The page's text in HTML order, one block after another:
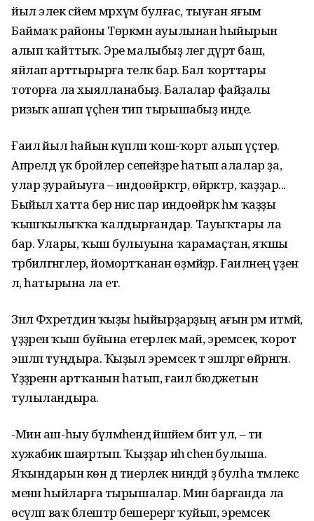
йыл элек әсәйем мәрхүмә булғас, тыуған яғым
Баймаҡ районы Төркмән ауылынан һыйырын
алып ҡайттыҡ. Эре малыбыҙ әлегә дүрт баш,
яйлап арттырырға теләк бар. Бал ҡорттары
тоторға ла хыялланабыҙ. Балалар файҙалы
ризыҡ ашап үҫһен тип тырышабыҙ инде.
Ғаилә йыл һайын күпләп ҡош-ҡорт алып үҫтерә.
Апрелдә үк бройлер сепейҙәре һатып алалар ҙа,
улар ҙурайыуға – индоөйрәктәр, өйрәктәр, ҡаҙҙар...
Быйыл хатта бер нисә пар индоөйрәк һәм ҡаҙҙы
ҡышҡылыҡҡа ҡалдырғандар. Тауыҡтары ла
бар. Улары, ҡыш булыуына ҡарамаҫтан, яҡшы
тәрбиәләгәнгәлер, йомортҡанан өҙмәйҙәр. Ғаиләнең үҙенә
лә, һатырына ла етә.
Зилә Фәхретдин ҡыҙы һыйырҙарҙың ағын әрәм итмәй,
үҙҙәренә ҡыш буйына етерлек май, эремсек, ҡорот
эшләп туңдыра. Ҡыҙыл эремсек тә эшләргә өйрәнгән.
Үҙҙәренән артҡанын һатып, ғаилә бюджетын
тулыландыра.
-Мин аш-һыу бүлмәһендә йәшәйем бит ул, – ти
хужабикә шаяртып. Ҡыҙҙар иһә әсәһенә булыша.
Яҡындарын көн дә тиерлек ниндәй ҙә булһа тәмлекәс
менән һыйларға тырышалар. Мин барғанда ла
өсәүләп ваҡ бәлештәр бешерергә ҡуйып, эремсек